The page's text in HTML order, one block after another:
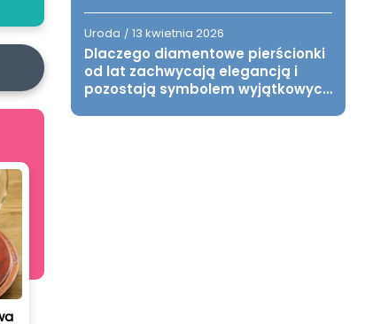
Uroda / 13 kwietnia 2026
Dlaczego diamentowe pierścionki
od lat zachwycają elegancją i
pozostają symbolem wyjątkowych